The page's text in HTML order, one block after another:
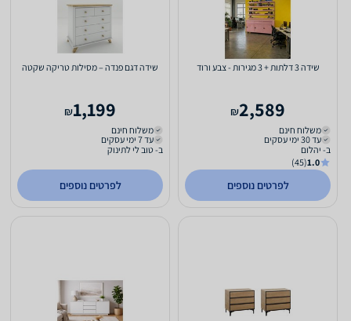
שידה 3 דלתות + 3 מגירות - צבע ורוד
2,589
₪
משלוח חינם
עד 30 ימי עסקים
ב- יהלום
1.0
(45)
לפרטים נוספים
שידה דגם פנדה – מסילות טריקה שקטה
1,199
₪
משלוח חינם
עד 7 ימי עסקים
ב- טוב לי לתינוק
לפרטים נוספים